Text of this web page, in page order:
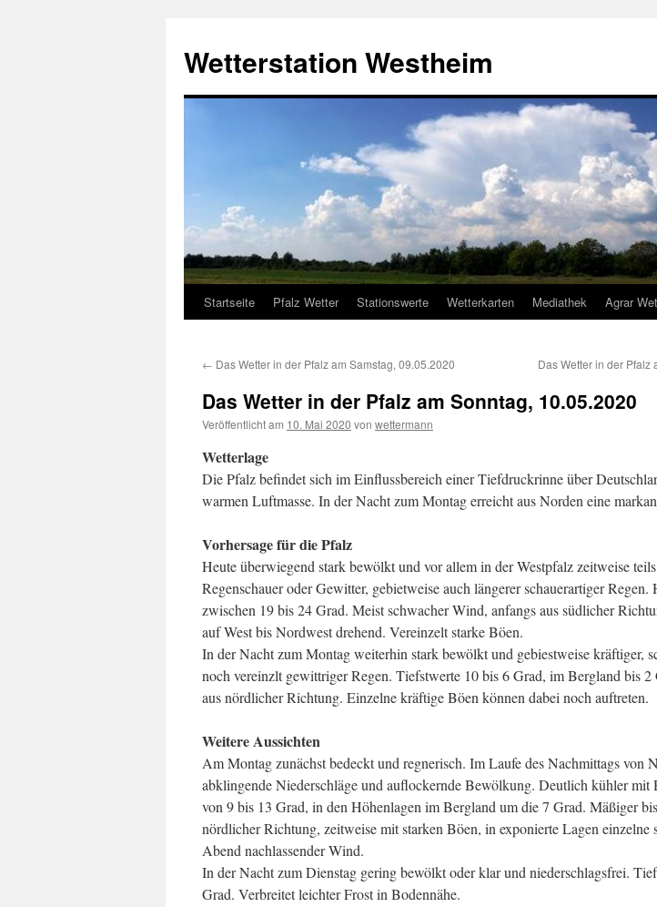
springen
Wetterstation Westheim
Startseite Pfalz Wetter Stationswerte Wetterkarten Mediathek Agrar
← Das Wetter in der Pfalz am Samstag, 09.05.2020 Das Wetter in der Pfalz
Das Wetter in der Pfalz am Sonntag, 10.05.2020
Veröffentlicht am 10. Mai 2020 von wettermann
Wetterlage
Die Pfalz befindet sich im Einflussbereich einer Tiefdruckrinne über
warmen Luftmasse. In der Nacht zum Montag erreicht aus Norden eine
Vorhersage für die Pfalz
Heute überwiegend stark bewölkt und vor allem in der Westpfalz zeitweise
Regenschauer oder Gewitter, gebietweise auch längerer schauerartiger Regen.
zwischen 19 bis 24 Grad. Meist schwacher Wind, anfangs aus südlicher
auf West bis Nordwest drehend. Vereinzelt starke Böen.
In der Nacht zum Montag weiterhin stark bewölkt und gebiestweise kräftiger,
noch vereinzlt gewittriger Regen. Tiefstwerte 10 bis 6 Grad, im Bergland bis
aus nördlicher Richtung. Einzelne kräftige Böen können dabei noch auftreten.
Weitere Aussichten
Am Montag zunächst bedeckt und regnerisch. Im Laufe des Nachmittags von
abklingende Niederschläge und auflockernde Bewölkung. Deutlich kühler mit
von 9 bis 13 Grad, in den Höhenlagen im Bergland um die 7 Grad. Mäßiger
nördlicher Richtung, zeitweise mit starken Böen, in exponierte Lagen einzelne
Abend nachlassender Wind.
In der Nacht zum Dienstag gering bewölkt oder klar und niederschlagsfrei.
Grad. Verbreitet leichter Frost in Bodennähe.